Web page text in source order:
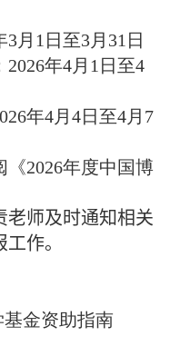
3月 1 日至3月 31 日
2026年4月 1 日至4
6年4月4日至4月 7
《2026年度中国博
老师及时通知相关
工作。
金资助指南